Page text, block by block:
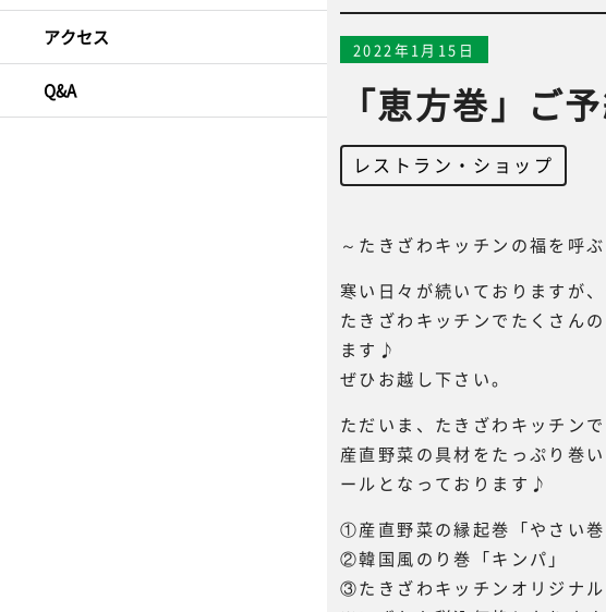
アクセス
Q&A
2022年1月15日
「恵方巻」ご
レストラン・ショップ
～たきざわキッチンの福を呼
寒い日々が続いておりますが
たきざわキッチンでたくさん
ます♪
ぜひお越し下さい。
ただいま、たきざわキッチン
産直野菜の具材をたっぷり巻
ールとなっております♪
①産直野菜の縁起巻「や
②韓国風のり巻「キン
③たきざわキッチンオリジ